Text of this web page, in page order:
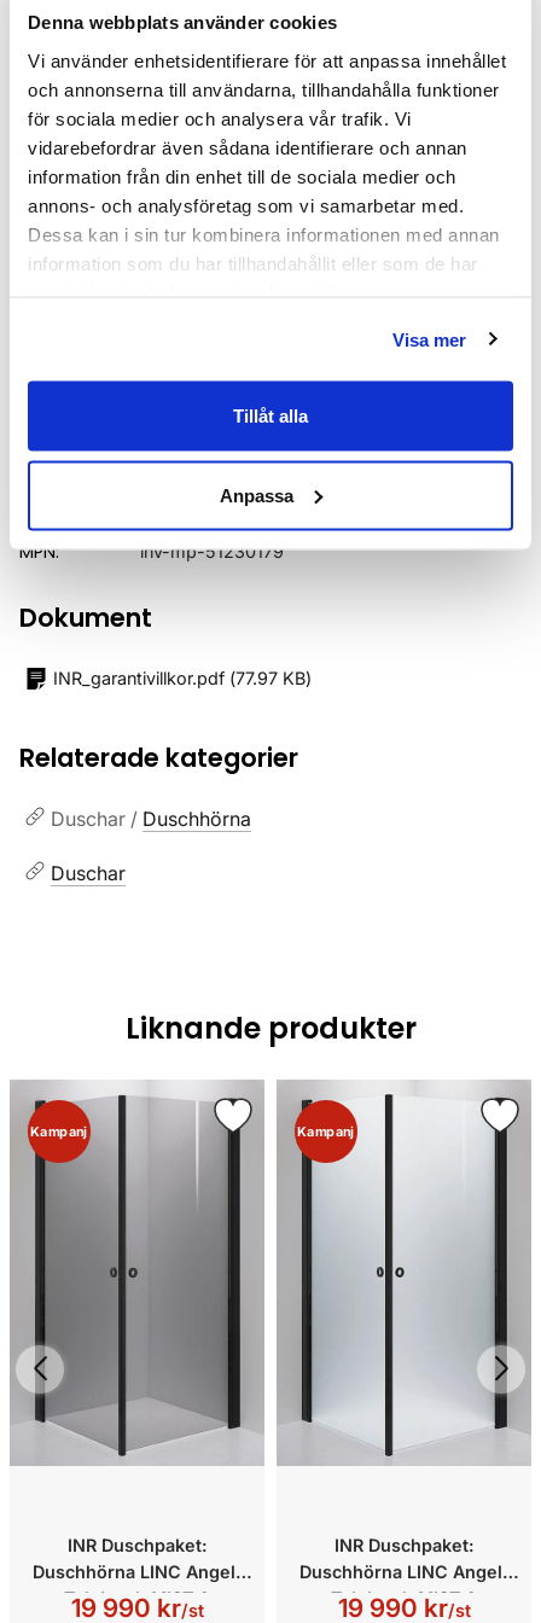
Denna webbplats använder cookies
Vi använder enhetsidentifierare för att anpassa innehållet
och annonserna till användarna, tillhandahålla funktioner
för sociala medier och analysera vår trafik. Vi
vidarebefordrar även sådana identifierare och annan
information från din enhet till de sociala medier och
annons- och analysföretag som vi samarbetar med.
Dessa kan i sin tur kombinera informationen med annan
information som du har tillhandahållit eller som de har
Visa mer
Tillåt alla
Anpassa
Bredd (mm) 700
Djup (mm) 900
Glasfärg Mönstrat glas
Höjd (mm) 2000
Produkttyp Duschpaket
Utförande Mattsvarta profiler
Varumärke
MPN: inv-mp-51230179
Dokument
INR_garantivillkor.pdf (77.97 KB)
Relaterade kategorier
Duschar / Duschhörna
Duschar
Liknande produkter
Kampanj
INR Duschpaket:
Duschhörna LINC Angel,
Takdusch MIST &
19 990 kr/st
Kampanj
INR Duschpaket:
Duschhörna LINC Angel,
Takdusch MIST &
19 990 kr/st